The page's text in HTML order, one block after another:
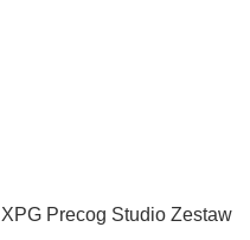
XPG Precog Studio Zestaw